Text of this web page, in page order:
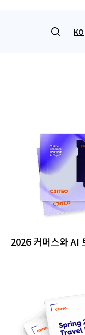
KO
2026 커머스와 AI